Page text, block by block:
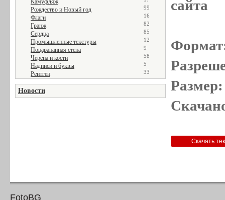
Камуфляж
Рождество и Новый год 99
Флаги 16
Гранж 82
Сердца 85
Промышленные текстуры 12
Поцарапанная стена 9
Черепа и кости 58
Надписи и буквы 5
Рентген 33
Новости
сайта
FotoBG